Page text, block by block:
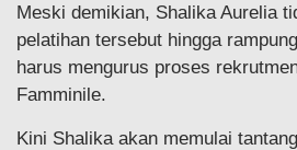
Meski demikian, Shalika Aurelia
pelatihan tersebut hingga
harus mengurus proses
Famminile.
Kini Shalika akan memulai